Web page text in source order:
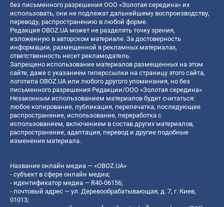
без письменного разрешения ООО «Золотая середина» их
использовать, они не подлежат дальнейшему воспроизводству,
переводу, распространению в любой форме.
Редакция OBOZ.UA может не разделять точку зрения,
изложенную в авторском материале. За достоверность
информации, размещенной в рекламных материалах,
ответственность несет рекламодатель.
Запрещено использование материалов размещенных на этом
сайте, даже с указанием гиперссылки на страницу этого сайта,
логотипа OBOZ.UA или любого другого упоминания, но без
письменного разрешения Редакции/ООО «Золотая середина»
Незаконным использованием материалов будет считаться:
любое копирование, публикация, перепечатка, последующее
распространение, использование, переработка с
использованием, включением в состав других материалов,
распространение, адаптация, перевод и другие подобные
изменения материала.
Название онлайн медиа — «OBOZ.UA»
- субъект в сфере онлайн медиа;
- идентификатор медиа — R40-06156;
- почтовый адрес — ул. Деревообрабатывающая, д. 7, г. Киев,
01013;